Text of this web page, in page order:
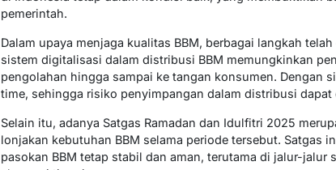
pemerintah.
Dalam upaya menjaga kualitas BBM, berbagai langkah
sistem digitalisasi dalam distribusi BBM memungkinkan
pengolahan hingga sampai ke tangan konsumen. Dengan
time, sehingga risiko penyimpangan dalam distribusi dapat
Selain itu, adanya Satgas Ramadan dan Idulfitri 2025
lonjakan kebutuhan BBM selama periode tersebut. Satgas
pasokan BBM tetap stabil dan aman, terutama di jalur-